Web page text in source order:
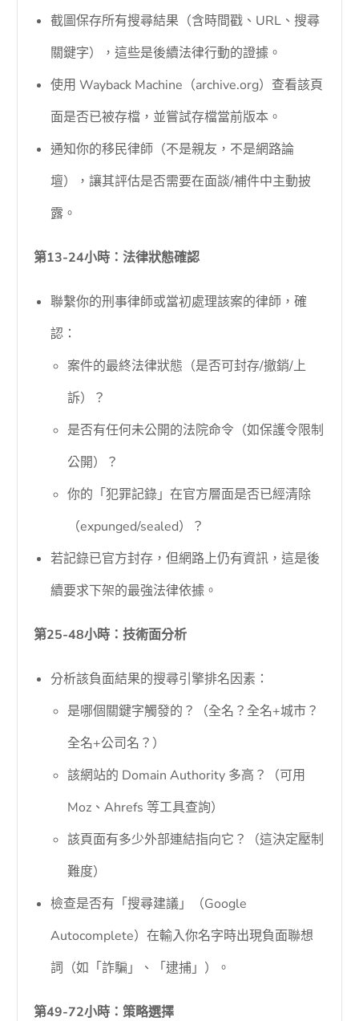
截圖保存所有搜尋結果（含時間戳、URL、搜尋
關鍵字），這些是後續法律行動的證據。
使用 Wayback Machine（archive.org）查看該頁
面是否已被存檔，並嘗試存檔當前版本。
通知你的移民律師（不是親友，不是網路論
壇），讓其評估是否需要在面談/補件中主動披
露。
第13-24小時：法律狀態確認
聯繫你的刑事律師或當初處理該案的律師，確
認：
案件的最終法律狀態（是否可封存/撤銷/上
訴）？
是否有任何未公開的法院命令（如保護令限制
公開）？
你的「犯罪記錄」在官方層面是否已經清除
（expunged/sealed）？
若記錄已官方封存，但網路上仍有資訊，這是後
續要求下架的最強法律依據。
第25-48小時：技術面分析
分析該負面結果的搜尋引擎排名因素：
是哪個關鍵字觸發的？（全名？全名+城市？
全名+公司名？）
該網站的 Domain Authority 多高？（可用
Moz、Ahrefs 等工具查詢）
該頁面有多少外部連結指向它？（這決定壓制
難度）
檢查是否有「搜尋建議」（Google
Autocomplete）在輸入你名字時出現負面聯想
詞（如「詐騙」、「逮捕」）。
第49-72小時：策略選擇